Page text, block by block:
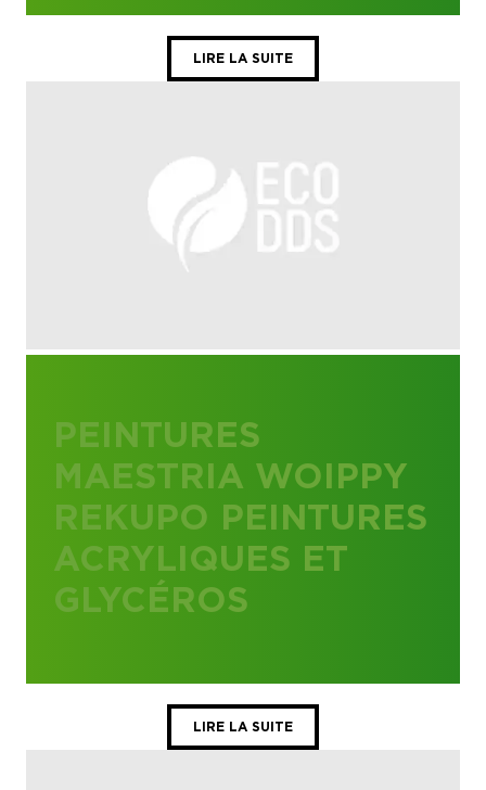
LIRE LA SUITE
PEINTURES
MAESTRIA WOIPPY
REKUPO PEINTURES
ACRYLIQUES ET
GLYCÉROS
LIRE LA SUITE